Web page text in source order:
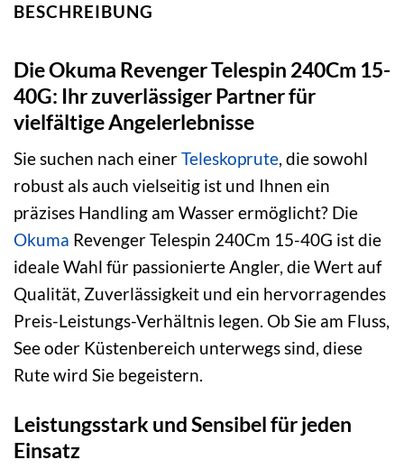
BESCHREIBUNG
Die Okuma Revenger Telespin 240Cm 15-
40G: Ihr zuverlässiger Partner für
vielfältige Angelerlebnisse
Sie suchen nach einerTeleskoprute, die sowohl
robust als auch vielseitig ist und Ihnen ein
präzises Handling am Wasser ermöglicht? Die
Okuma Revenger Telespin 240Cm 15-40G ist die
ideale Wahl für passionierte Angler, die Wert auf
Qualität, Zuverlässigkeit und ein hervorragendes
Preis-Leistungs-Verhältnis legen. Ob Sie am Fluss,
See oder Küstenbereich unterwegs sind, diese
Rute wird Sie begeistern.
Leistungsstark und Sensibel für jeden
Einsatz